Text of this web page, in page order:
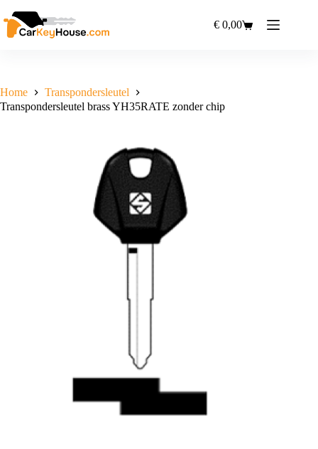
naar
de
Winkelwagen
€ 0,00
Home
Transpondersleutel
Transpondersleutel brass YH35RATE zonder chip